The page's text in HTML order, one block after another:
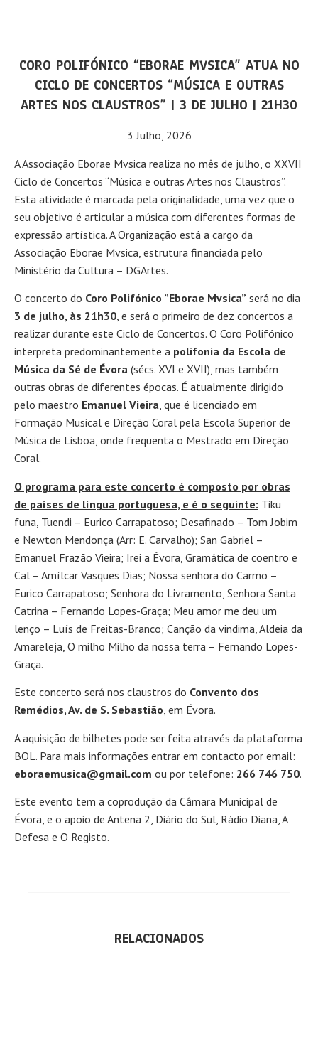
CORO POLIFÓNICO “EBORAE MVSICA” ATUA NO
CICLO DE CONCERTOS “MÚSICA E OUTRAS
ARTES NOS CLAUSTROS” | 3 DE JULHO | 21H30
3 Julho, 2026
A Associação Eborae Mvsica realiza no mês de julho, o XXVII
Ciclo de Concertos “Música e outras Artes nos Claustros”.
Esta atividade é marcada pela originalidade, uma vez que o
seu objetivo é articular a música com diferentes formas de
expressão artística. A Organização está a cargo da
Associação Eborae Mvsica, estrutura financiada pelo
Ministério da Cultura – DGArtes.
O concerto do Coro Polifónico ”Eborae Mvsica” será no dia
3 de julho, às 21h30, e será o primeiro de dez concertos a
realizar durante este Ciclo de Concertos. O Coro Polifónico
interpreta predominantemente a polifonia da Escola de
Música da Sé de Évora (sécs. XVI e XVII), mas também
outras obras de diferentes épocas. É atualmente dirigido
pelo maestro Emanuel Vieira, que é licenciado em
Formação Musical e Direção Coral pela Escola Superior de
Música de Lisboa, onde frequenta o Mestrado em Direção
Coral.
O programa para este concerto é composto por obras
de países de língua portuguesa, e é o seguinte: Tiku
funa, Tuendi – Eurico Carrapatoso; Desafinado – Tom Jobim
e Newton Mendonça (Arr: E. Carvalho); San Gabriel –
Emanuel Frazão Vieira; Irei a Évora, Gramática de coentro e
Cal – Amílcar Vasques Dias; Nossa senhora do Carmo –
Eurico Carrapatoso; Senhora do Livramento, Senhora Santa
Catrina – Fernando Lopes-Graça; Meu amor me deu um
lenço – Luís de Freitas-Branco; Canção da vindima, Aldeia da
Amareleja, O milho Milho da nossa terra – Fernando Lopes-
Graça.
Este concerto será nos claustros do Convento dos
Remédios, Av. de S. Sebastião, em Évora.
A aquisição de bilhetes pode ser feita através da plataforma
BOL. Para mais informações entrar em contacto por email:
eboraemusica@gmail.com ou por telefone: 266 746 750.
Este evento tem a coprodução da Câmara Municipal de
Évora, e o apoio de Antena 2, Diário do Sul, Rádio Diana, A
Defesa e O Registo.
RELACIONADOS